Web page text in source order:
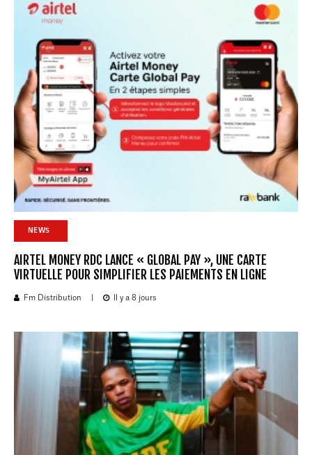
NEWS
AIRTEL MONEY RDC LANCE « GLOBAL PAY », UNE CARTE
VIRTUELLE POUR SIMPLIFIER LES PAIEMENTS EN LIGNE
Fm Distribution Il y a 8 jours